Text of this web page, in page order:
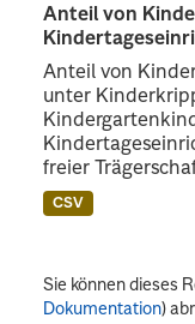
Anteil von
Anteil von
unter
freier
CSV
Sie können dieses
Dokumentation)